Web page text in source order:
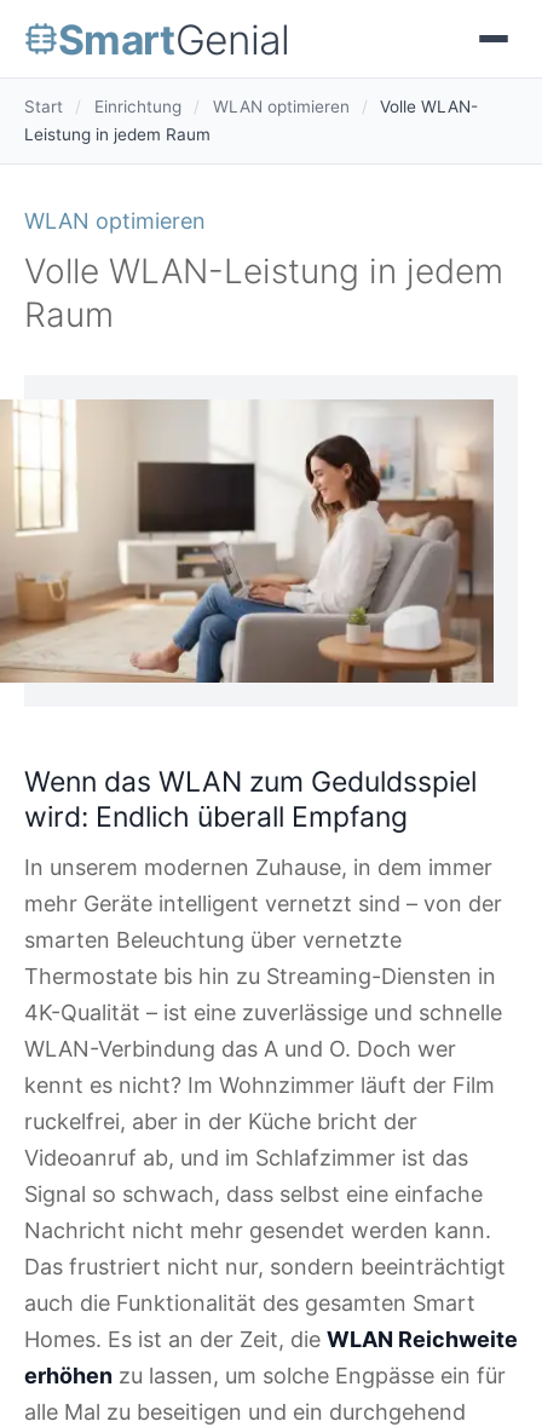
SmartGenial
Start / Einrichtung / WLAN optimieren /
Volle WLAN-
Leistung in jedem Raum
WLAN optimieren
Volle WLAN-Leistung in jedem
Raum
Wenn das WLAN zum Geduldsspiel
wird: Endlich überall Empfang
In unserem modernen Zuhause, in dem immer
mehr Geräte intelligent vernetzt sind – von der
smarten Beleuchtung über vernetzte
Thermostate bis hin zu Streaming-Diensten in
4K-Qualität – ist eine zuverlässige und schnelle
WLAN-Verbindung das A und O. Doch wer
kennt es nicht? Im Wohnzimmer läuft der Film
ruckelfrei, aber in der Küche bricht der
Videoanruf ab, und im Schlafzimmer ist das
Signal so schwach, dass selbst eine einfache
Nachricht nicht mehr gesendet werden kann.
Das frustriert nicht nur, sondern beeinträchtigt
auch die Funktionalität des gesamten Smart
Homes. Es ist an der Zeit, die WLAN Reichweite
erhöhen zu lassen, um solche Engpässe ein für
alle Mal zu beseitigen und ein durchgehend